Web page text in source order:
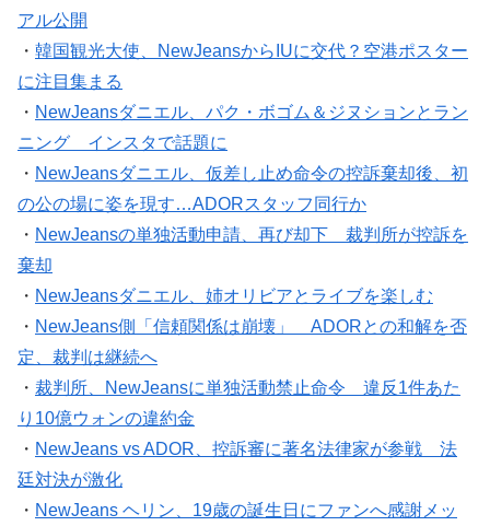
アル公開
・ 韓国観光大使、NewJeansからIUに交代？空港ポスター
に注目集まる
・ NewJeansダニエル、パク・ボゴム＆ジヌションとラン
ニング インスタで話題に
・ NewJeansダニエル、仮差し止め命令の控訴棄却後、初
の公の場に姿を現す…ADORスタッフ同行か
・ NewJeansの単独活動申請、再び却下 裁判所が控訴を
棄却
・ NewJeansダニエル、姉オリビアとライブを楽しむ
・ NewJeans側「信頼関係は崩壊」 ADORとの和解を否
定、裁判は継続へ
・ 裁判所、NewJeansに単独活動禁止命令 違反1件あた
り10億ウォンの違約金
・ NewJeans vs ADOR、控訴審に著名法律家が参戦 法
廷対決が激化
・ NewJeans ヘリン、19歳の誕生日にファンへ感謝メッ